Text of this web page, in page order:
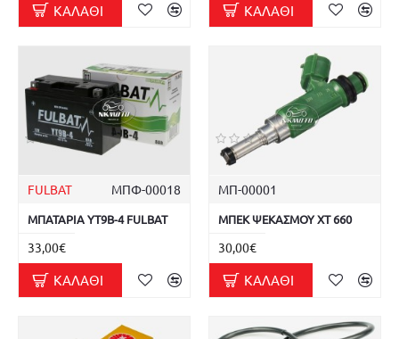
ΚΑΛΆΘΙ ΚΑΛΆΘΙ
FULBAT ΜΠΦ-00018
ΜΠΑΤΑΡΙΑ YT9B-4 FULBAT
33,00€
ΚΑΛΆΘΙ
ΜΠ-00001
ΜΠΕΚ ΨΕΚΑΣΜΟΥ XT 660
30,00€
ΚΑΛΆΘΙ